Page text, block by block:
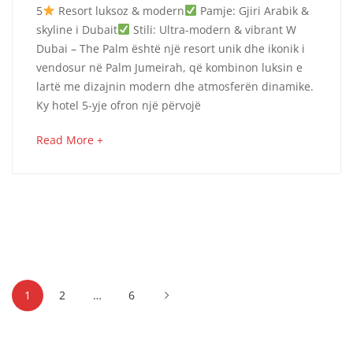
DUBAI
THE
PALM
5
Resort luksoz & modern
Pamje: Gjiri Arabik &
skyline i Dubait
Stili: Ultra-modern & vibrant W
Dubai – The Palm është një resort unik dhe ikonik i
vendosur në Palm Jumeirah, që kombinon luksin e
lartë me dizajnin modern dhe atmosferën dinamike.
Ky hotel 5-yje ofron një përvojë
Read More +about
Posts
pagination
1 2 … 6